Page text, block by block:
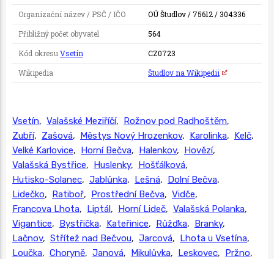
Organizační název / PSČ / IČO
OÚ Študlov / 75612 / 304336
Přibližný počet obyvatel
564
Kód okresu Vsetín
CZ0723
Wikipedia
Študlov na Wikipedii
Vsetín, Valašské Meziříčí, Rožnov pod Radhoštěm,
Zubří, Zašová, Městys Nový Hrozenkov, Karolinka, Kelč,
Velké Karlovice, Horní Bečva, Halenkov, Hovězí,
Valašská Bystřice, Huslenky, Hošťálková,
Hutisko-Solanec, Jablůnka, Lešná, Dolní Bečva,
Lidečko, Ratiboř, Prostřední Bečva, Vidče,
Francova Lhota, Liptál, Horní Lideč, Valašská Polanka,
Vigantice, Bystřička, Kateřinice, Růžďka, Branky,
Lačnov, Střítež nad Bečvou, Jarcová, Lhota u Vsetína,
Loučka, Choryně, Janová, Mikulůvka, Leskovec, Pržno,